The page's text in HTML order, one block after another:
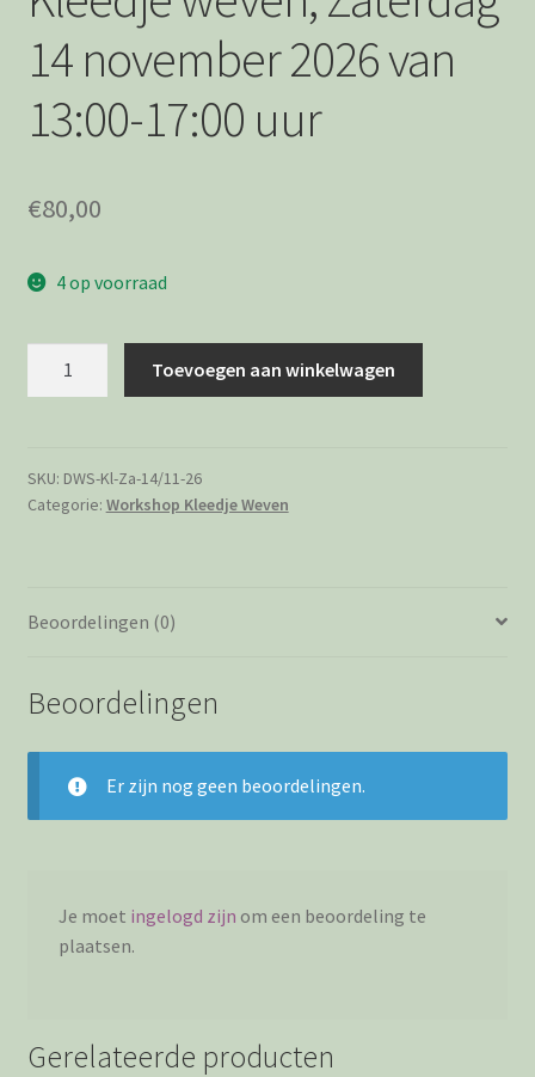
14 november 2026 van
13:00-17:00 uur
€80,00
4 op voorraad
Zaterdag
14
13:00-
aantal
Toevoegen aan winkelwagen
SKU: DWS-Kl-Za-14/11-26
Categorie: Workshop Kleedje Weven
Beoordelingen (0)
Beoordelingen
Er zijn nog geen beoordelingen.
Je moet ingelogd zijn om een beoordeling te
plaatsen.
Gerelateerde producten